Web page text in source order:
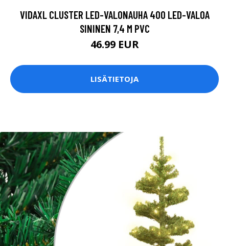
VIDAXL CLUSTER LED-VALONAUHA 400 LED-VALOA
SININEN 7,4 M PVC
46.99 EUR
LISÄTIETOJA